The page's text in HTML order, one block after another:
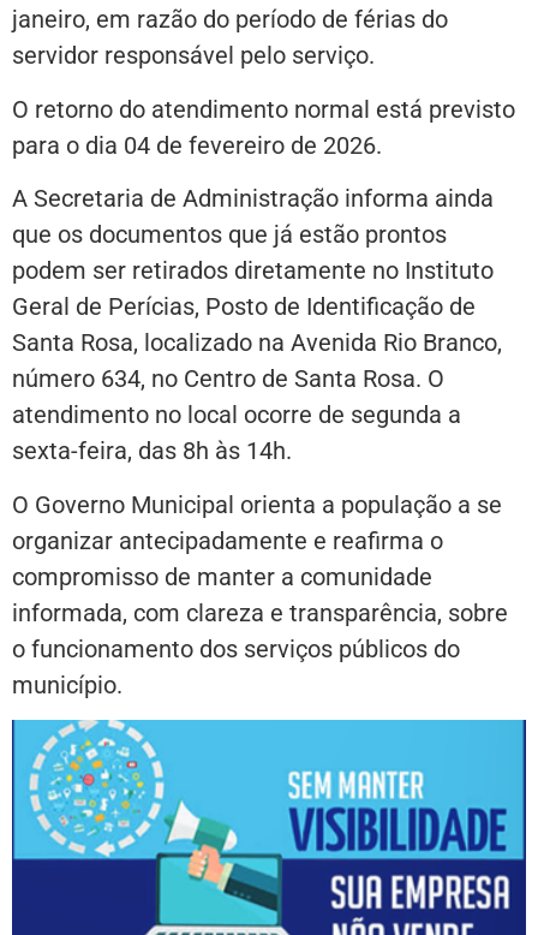
janeiro, em razão do período de férias do
servidor responsável pelo serviço.
O retorno do atendimento normal está previsto
para o dia 04 de fevereiro de 2026.
A Secretaria de Administração informa ainda
que os documentos que já estão prontos
podem ser retirados diretamente no Instituto
Geral de Perícias, Posto de Identificação de
Santa Rosa, localizado na Avenida Rio Branco,
número 634, no Centro de Santa Rosa. O
atendimento no local ocorre de segunda a
sexta-feira, das 8h às 14h.
O Governo Municipal orienta a população a se
organizar antecipadamente e reafirma o
compromisso de manter a comunidade
informada, com clareza e transparência, sobre
o funcionamento dos serviços públicos do
município.